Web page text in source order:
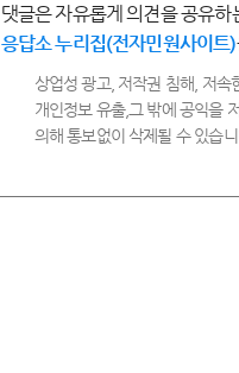
댓글은 자유롭게 의견을 공유하
응답소 누리집(전자민원사이트)
상업성 광고, 저작권 침해, 저속
개인정보 유출,그 밖에 공익을
의해 통보없이 삭제될 수 있습니